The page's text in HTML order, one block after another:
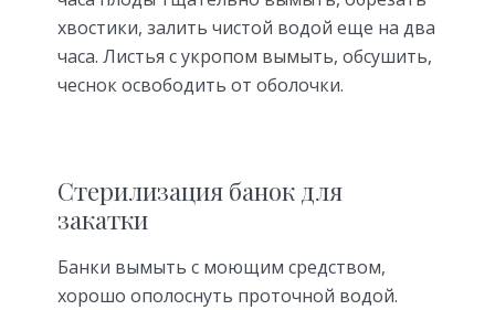
хвостики, залить чистой водой еще на два
часа. Листья с укропом вымыть, обсушить,
чеснок освободить от оболочки.
Стерилизация банок для
закатки
Банки вымыть с моющим средством,
хорошо ополоснуть проточной водой.